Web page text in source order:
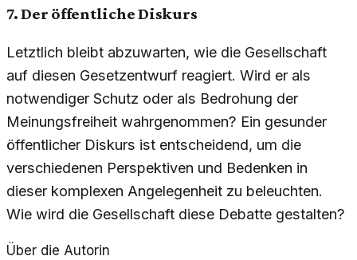
7. Der öffentliche Diskurs
Letztlich bleibt abzuwarten, wie die Gesellschaft
auf diesen Gesetzentwurf reagiert. Wird er als
notwendiger Schutz oder als Bedrohung der
Meinungsfreiheit wahrgenommen? Ein gesunder
öffentlicher Diskurs ist entscheidend, um die
verschiedenen Perspektiven und Bedenken in
dieser komplexen Angelegenheit zu beleuchten.
Wie wird die Gesellschaft diese Debatte gestalten?
Über die Autorin